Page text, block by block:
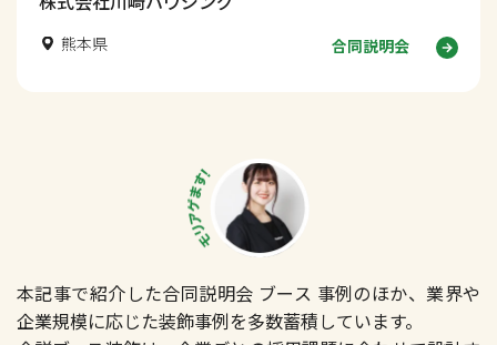
熊本県 合同説明会
本記事で紹介した合同説明会 ブース 事例のほか、業界や
企業規模に応じた装飾事例を多数蓄積しています。